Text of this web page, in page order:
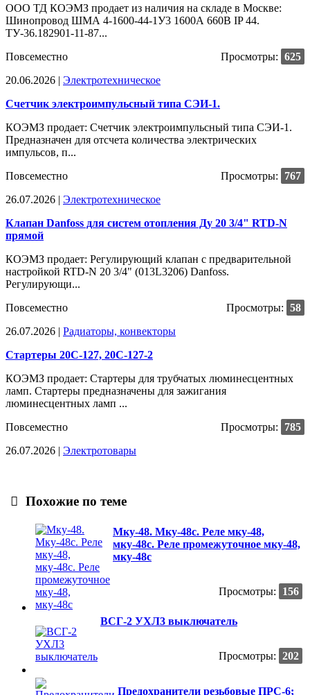
ООО ТД КОЭМЗ продает из наличия на складе в Москве:
Шинопровод ШМА 4-1600-44-1У3 1600А 660В IP 44.
ТУ-36.182901-11-87...
Повсеместно
Просмотры: 625
20.06.2026 | Электротехническое
Счетчик электроимпульсный типа СЭИ-1.
КОЭМЗ продает: Счетчик электроимпульсный типа СЭИ-1.
Предназначен для отсчета количества электрических
импульсов, п...
Повсеместно
Просмотры:
767
26.07.2026 | Электротехническое
Клапан Danfoss для систем отопления Ду 20 3/4" RTD-N
прямой
КОЭМЗ продает: Регулирующий клапан с предварительной
настройкой RTD-N 20 3/4" (013L3206) Danfoss.
Регулирующи...
Повсеместно
Просмотры: 58
26.07.2026 | Радиаторы, конвекторы
Стартеры 20С-127, 20С-127-2
КОЭМЗ продает: Стартеры для трубчатых люминесцентных
ламп. Стартеры предназначены для зажигания
люминесцентных ламп ...
Повсеместно
Просмотры:
785
26.07.2026 | Электротовары
Похожие по теме
Мку-48. Мку-48с. Реле мку-48,
мку-48с. Реле промежуточное мку-48,
мку-48с
Просмотры: 156
ВСГ-2 УХЛ3 выключатель
Просмотры: 202
Предохранители резьбовые ПРС-6;